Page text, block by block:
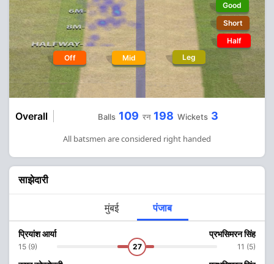
Off Mid Leg
Good
Short
Half
Overall Balls 109 रन 198 Wickets 3
All batsmen are considered right handed
साझेदारी
मुंबई पंजाब
प्रियांश आर्या
15 (9) 27
प्रभसिमरन सिंह
11 (5)